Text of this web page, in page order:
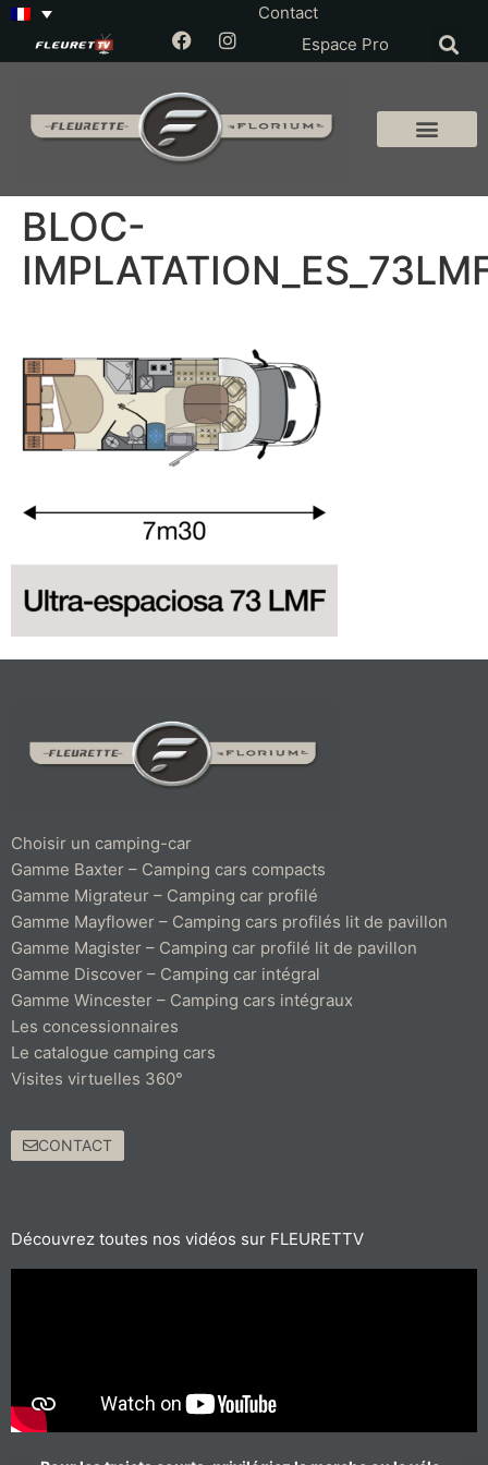
Contact
Espace Pro
BLOC-
Choisir un camping-car
Gamme Baxter – Camping cars compacts
Gamme Migrateur – Camping car profilé
Gamme Mayflower – Camping cars profilés lit de pavillon
Gamme Magister – Camping car profilé lit de pavillon
Gamme Discover – Camping car intégral
Gamme Wincester – Camping cars intégraux
Les concessionnaires
Le catalogue camping cars
Visites virtuelles 360°
CONTACT
Découvrez toutes nos vidéos sur FLEURETTV